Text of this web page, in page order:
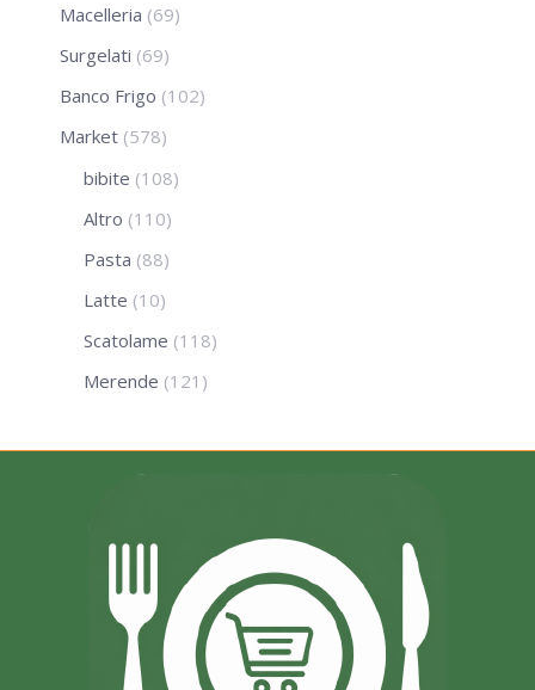
Macelleria (69)
Surgelati (69)
Banco Frigo (102)
Market (578)
bibite (108)
Altro (110)
Pasta (88)
Latte (10)
Scatolame (118)
Merende (121)